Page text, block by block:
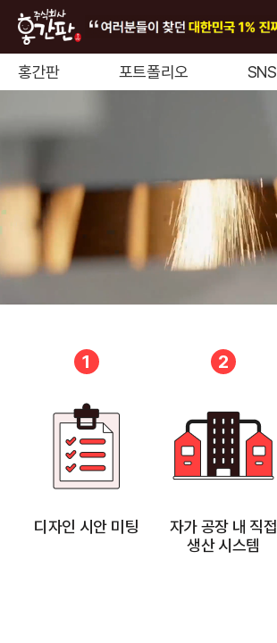
홍간판 포트폴리오 SNS
1
디자인 시안 미팅
2
자가 공장 내 직접
생산 시스템